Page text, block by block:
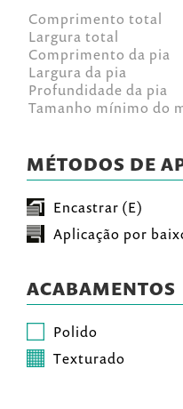
Comprimento total
Largura total
Comprimento da pia
Largura da pia
Profundidade da pia
Tamanho mínimo do
MÉTODOS DE
Encastrar (E)
Aplicação por
ACABAMENTOS
Polido
Texturado